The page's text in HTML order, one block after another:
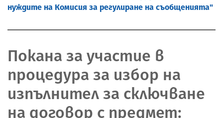
нуждите на Комисия за регулиране на съобщенията"
Покана за участие в
процедура за избор на
изпълнител за сключване
на договор с предмет: